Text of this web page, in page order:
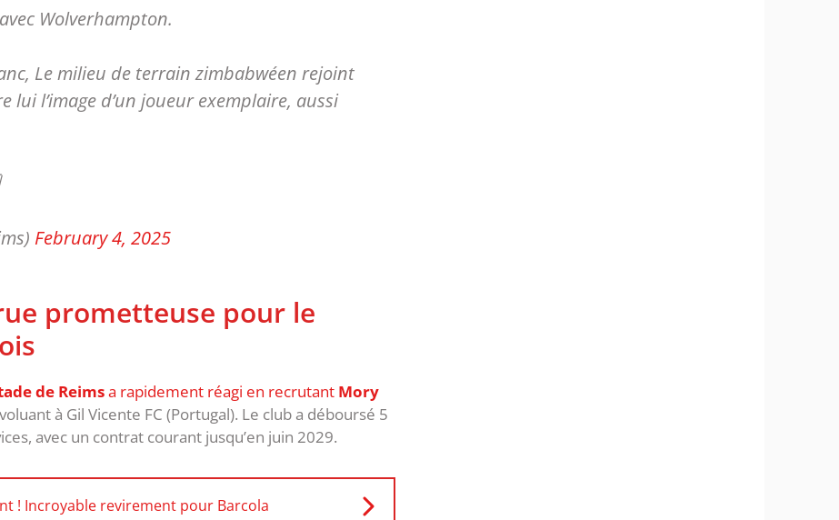
Wolverhampton.
Le milieu de terrain zimbabwéen rejoint
l’image d’un joueur exemplaire, aussi
February 4, 2025
prometteuse pour le
de Reimsa rapidement réagi en recrutant Mory
à Gil Vicente FC (Portugal). Le club a déboursé 5
avec un contrat courant jusqu’en juin 2029.
! Incroyable revirement pour Barcola